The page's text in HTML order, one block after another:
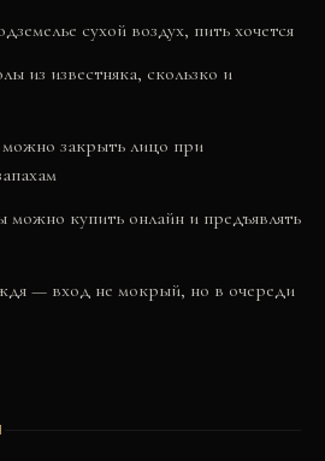
сухой воздух, пить хочется
из известняка, скользко и
закрыть лицо при
купить онлайн и предъявлять
— вход не мокрый, но в очереди